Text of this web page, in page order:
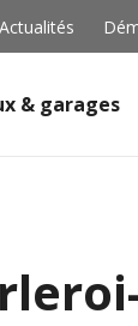
Actualités
& garages